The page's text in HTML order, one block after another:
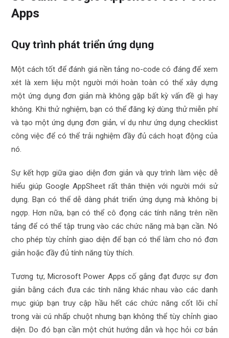
Apps
Quy trình phát triển ứng dụng
Một cách tốt để đánh giá nền tảng no-code có đáng để xem
xét là xem liệu một người mới hoàn toàn có thể xây dựng
một ứng dụng đơn giản mà không gặp bất kỳ vấn đề gì hay
không. Khi thử nghiệm, bạn có thể đăng ký dùng thử miễn phí
và tạo một ứng dụng đơn giản, ví dụ như ứng dụng checklist
công việc để có thể trải nghiệm đầy đủ cách hoạt động của
nó.
Sự kết hợp giữa giao diện đơn giản và quy trình làm việc dễ
hiểu giúp Google AppSheet rất thân thiện với người mới sử
dụng. Bạn có thể dễ dàng phát triển ứng dụng mà không bị
ngợp. Hơn nữa, bạn có thể cô đọng các tính năng trên nền
tảng để có thể tập trung vào các chức năng mà bạn cần. Nó
cho phép tùy chỉnh giao diện để bạn có thể làm cho nó đơn
giản hoặc đầy đủ tính năng tùy thích.
Tương tự, Microsoft Power Apps cố gắng đạt được sự đơn
giản bằng cách đưa các tính năng khác nhau vào các danh
mục giúp bạn truy cập hầu hết các chức năng cốt lõi chỉ
trong vài cú nhấp chuột nhưng bạn không thể tùy chỉnh giao
diện. Do đó bạn cần một chút hướng dẫn và học hỏi cơ bản